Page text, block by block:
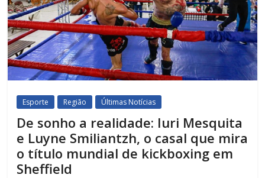
Esporte Região Últimas Notícias
De sonho a realidade: Iuri Mesquita
e Luyne Smiliantzh, o casal que mira
o título mundial de kickboxing em
Sheffield